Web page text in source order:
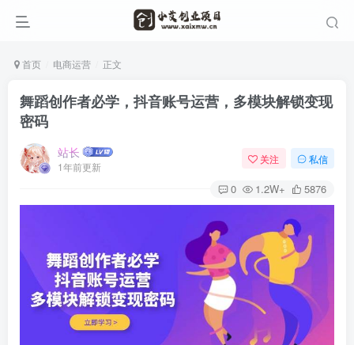
首页 电商运营 正文
舞蹈创作者必学，抖音账号运营，多模块解锁变现
密码
站长
1年前更新
关注 私信
0 1.2W+ 5876